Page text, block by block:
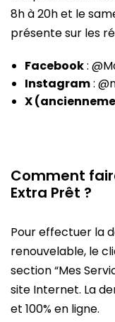
8h à 20h et le
présente sur les
Facebook:
Instagram:
X
Comment
Extra Prêt ?
Pour effectuer la
renouvelable, le
section “Mes
site Internet. La
et 100% en ligne.